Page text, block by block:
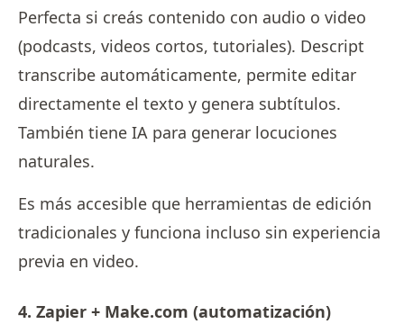
Perfecta si creás contenido con audio o video
(podcasts, videos cortos, tutoriales). Descript
transcribe automáticamente, permite editar
directamente el texto y genera subtítulos.
También tiene IA para generar locuciones
naturales.
Es más accesible que herramientas de edición
tradicionales y funciona incluso sin experiencia
previa en video.
4. Zapier + Make.com (automatización)